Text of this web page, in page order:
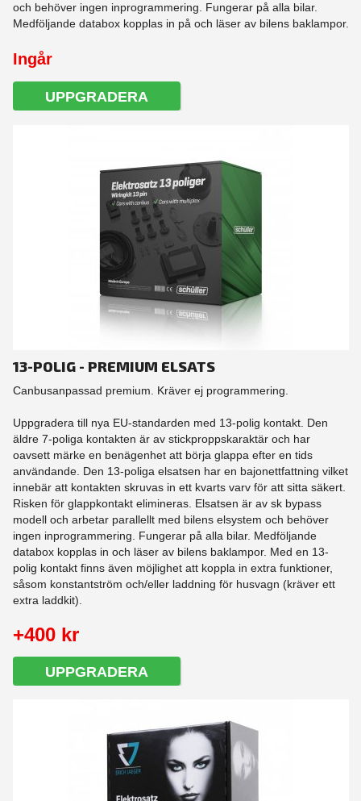
och behöver ingen inprogrammering. Fungerar på alla bilar.
Medföljande databox kopplas in på och läser av bilens baklampor.
Ingår
UPPGRADERA
13-POLIG - PREMIUM ELSATS
Canbusanpassad premium. Kräver ej programmering.
Uppgradera till nya EU-standarden med 13-polig kontakt. Den
äldre 7-poliga kontakten är av stickproppskaraktär och har
oavsett märke en benägenhet att börja glappa efter en tids
användande. Den 13-poliga elsatsen har en bajonettfattning vilket
innebär att kontakten skruvas in ett kvarts varv för att sitta säkert.
Risken för glappkontakt elimineras. Elsatsen är av sk bypass
modell och arbetar parallellt med bilens elsystem och behöver
ingen inprogrammering. Fungerar på alla bilar. Medföljande
databox kopplas in och läser av bilens baklampor. Med en 13-
polig kontakt finns även möjlighet att koppla in extra funktioner,
såsom konstantström och/eller laddning för husvagn (kräver ett
extra laddkit).
+400 kr
UPPGRADERA